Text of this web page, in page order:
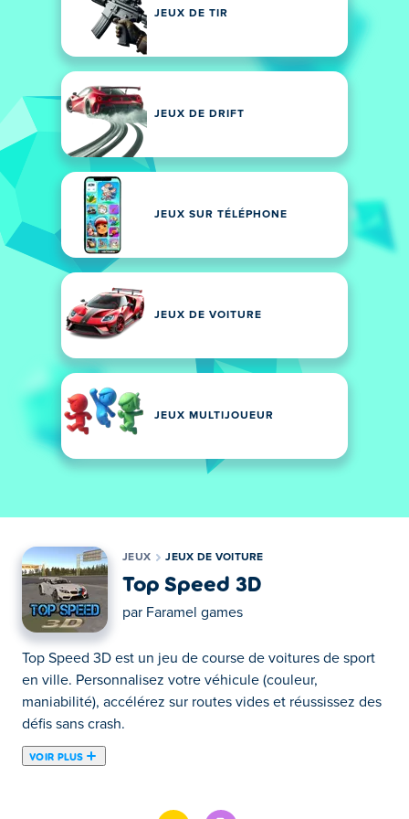
JEUX DE TIR
JEUX DE DRIFT
JEUX SUR TÉLÉPHONE
JEUX DE VOITURE
JEUX MULTIJOUEUR
JEUX JEUX DE VOITURE
Top Speed 3D
par Faramel games
Top Speed 3D est un jeu de course de voitures de sport
en ville. Personnalisez votre véhicule (couleur,
maniabilité), accélérez sur routes vides et réussissez des
défis sans crash.
VOIR PLUS